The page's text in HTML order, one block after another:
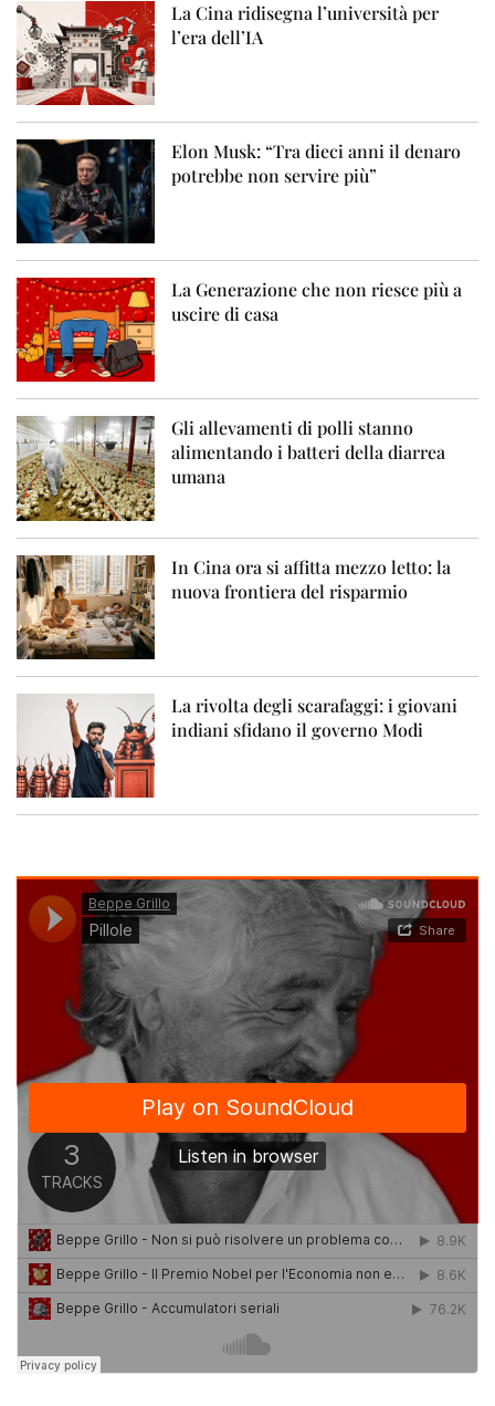
La Cina ridisegna l’università per
l’era dell’IA
Elon Musk: “Tra dieci anni il denaro
potrebbe non servire più”
La Generazione che non riesce più a
uscire di casa
Gli allevamenti di polli stanno
alimentando i batteri della diarrea
umana
In Cina ora si affitta mezzo letto: la
nuova frontiera del risparmio
La rivolta degli scarafaggi: i giovani
indiani sfidano il governo Modi